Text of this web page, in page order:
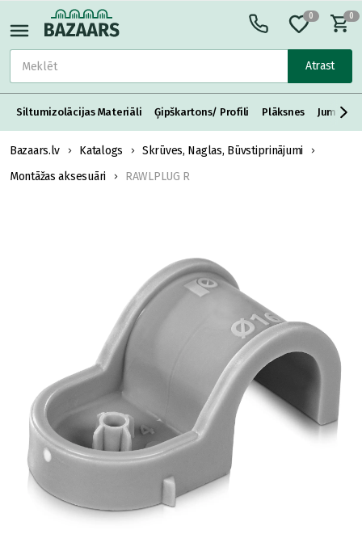
Atrast
0 0
Siltumizolācijas Materiāli Ģipškartons/ Profili Plāksnes Jumta
Bazaars.lv Katalogs
Skrūves, Naglas, Būvstiprinājumi
Montāžas aksesuāri
RAWLPLUG R